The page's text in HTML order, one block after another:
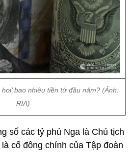
bao nhiêu tiền từ đầu năm? (Ảnh:
RIA)
số các tỷ phủ Nga là Chủ tịch
cổ đông chính của Tập đoàn